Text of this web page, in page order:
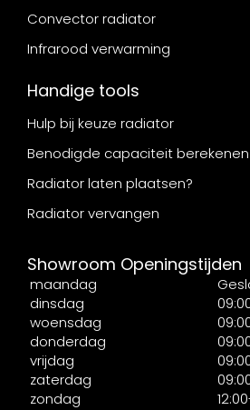
Convector radiator
Infrarood verwarming
Handige tools
Hulp bij keuze radiator
Benodigde capaciteit berekenen
Radiator laten plaatsen?
Radiator vervangen
Showroom Openingstijden
maandag
dinsdag
woensdag
donderdag
vrijdag
zaterdag
zondag